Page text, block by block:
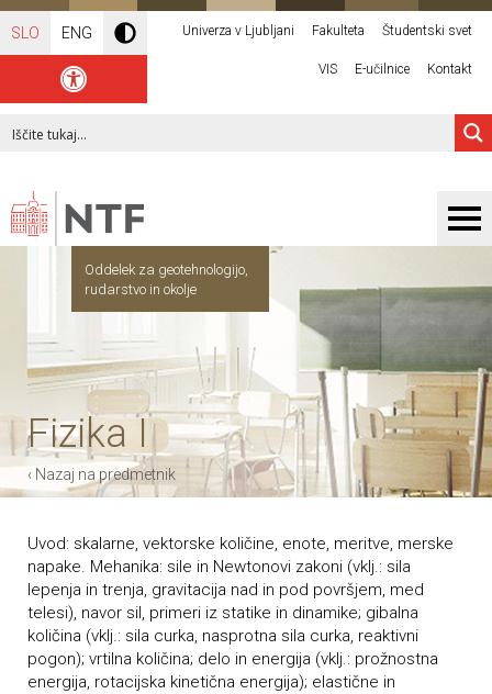
SLO ENG Univerza v Ljubljani Fakulteta Študentski svet
VIS E-učilnice Kontakt
Oddelek za geotehnologijo,
rudarstvo in okolje
Fizika I
‹ Nazaj na predmetnik
Uvod: skalarne, vektorske količine, enote, meritve, merske
napake. Mehanika: sile in Newtonovi zakoni (vklj.: sila
lepenja in trenja, gravitacija nad in pod površjem, med
telesi), navor sil, primeri iz statike in dinamike; gibalna
količina (vklj.: sila curka, nasprotna sila curka, reaktivni
pogon); vrtilna količina; delo in energija (vklj.: prožnostna
energija, rotacijska kinetična energija); elastične in